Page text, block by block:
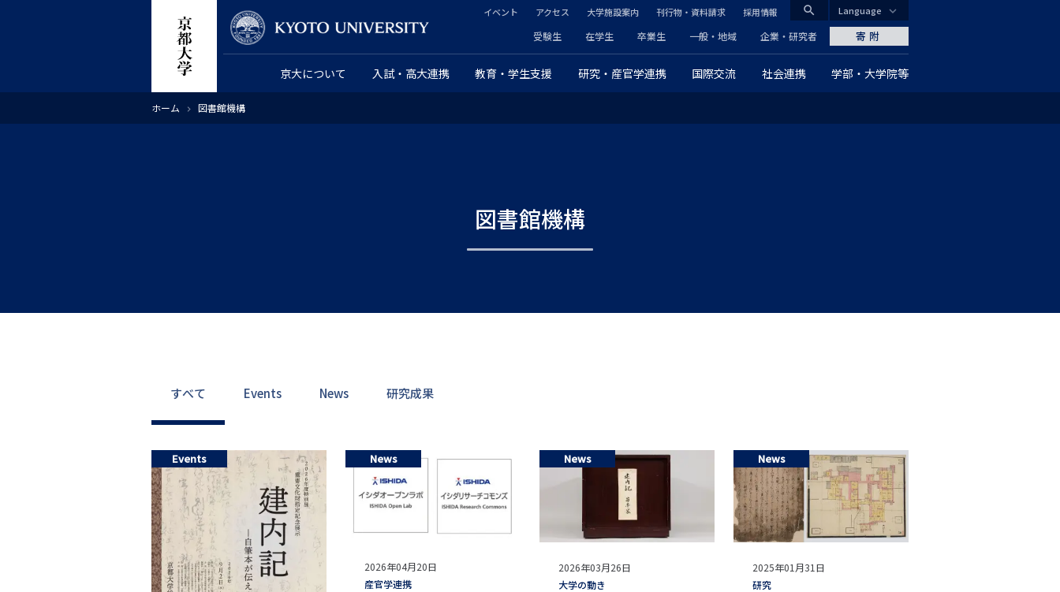
ン
CLOSE
search
グ
ロ
ゲ
京大について 入試・高大連携 教育・学生支援 研究・産官学連携 国際交流 社会連携 学部・大学院等
ヘ
ッ
ダ
ラ
イ
リ
ク
受験生 在学生 卒業生 一般・地域 企業・研究者
ッ
ダ
ー
ン
ダ
イベント アクセス 大学施設案内 刊行物・資料請求 採用情報
寄附
Language
ホーム 図書館機構
図書館機構
すべて Events News 研究成果
Events News
公
開
2026年04月20日
タ
産官学連携
News
公
開
2026年03月26日
タ
大学の動き
News
公
開
2025年01月31日
タ
研究